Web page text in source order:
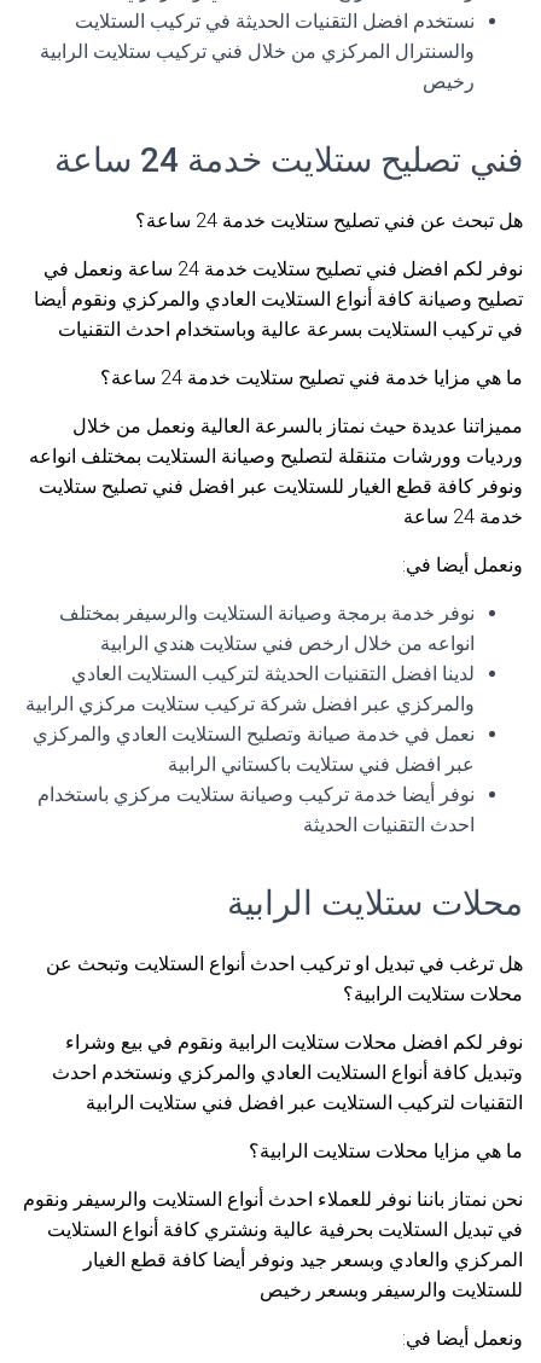
نستخدم افضل التقنيات الحديثة في تركيب الستلايت
والسنترال المركزي من خلال فني تركيب ستلايت الرابية
رخيص
فني تصليح ستلايت خدمة 24 ساعة
هل تبحث عن فني تصليح ستلايت خدمة 24 ساعة؟
نوفر لكم افضل فني تصليح ستلايت خدمة 24 ساعة ونعمل في
تصليح وصيانة كافة أنواع الستلايت العادي والمركزي ونقوم أيضا
في تركيب الستلايت بسرعة عالية وباستخدام احدث التقنيات
ما هي مزايا خدمة فني تصليح ستلايت خدمة 24 ساعة؟
مميزاتنا عديدة حيث نمتاز بالسرعة العالية ونعمل من خلال
ورديات وورشات متنقلة لتصليح وصيانة الستلايت بمختلف انواعه
ونوفر كافة قطع الغيار للستلايت عبر افضل فني تصليح ستلايت
خدمة 24 ساعة
ونعمل أيضا في:
نوفر خدمة برمجة وصيانة الستلايت والرسيفر بمختلف
انواعه من خلال ارخص فني ستلايت هندي الرابية
لدينا افضل التقنيات الحديثة لتركيب الستلايت العادي
والمركزي عبر افضل شركة تركيب ستلايت مركزي الرابية
نعمل في خدمة صيانة وتصليح الستلايت العادي والمركزي
عبر افضل فني ستلايت باكستاني الرابية
نوفر أيضا خدمة تركيب وصيانة ستلايت مركزي باستخدام
احدث التقنيات الحديثة
محلات ستلايت الرابية
هل ترغب في تبديل او تركيب احدث أنواع الستلايت وتبحث عن
محلات ستلايت الرابية؟
نوفر لكم افضل محلات ستلايت الرابية ونقوم في بيع وشراء
وتبديل كافة أنواع الستلايت العادي والمركزي ونستخدم احدث
التقنيات لتركيب الستلايت عبر افضل فني ستلايت الرابية
ما هي مزايا محلات ستلايت الرابية؟
نحن نمتاز باننا نوفر للعملاء احدث أنواع الستلايت والرسيفر ونقوم
في تبديل الستلايت بحرفية عالية ونشتري كافة أنواع الستلايت
المركزي والعادي وبسعر جيد ونوفر أيضا كافة قطع الغيار
للستلايت والرسيفر وبسعر رخيص
ونعمل أيضا في: